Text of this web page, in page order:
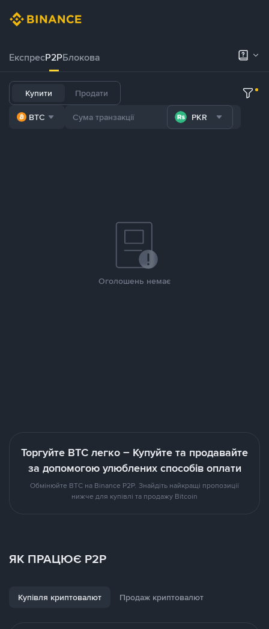
ЕкспресP2PБлокова
Купити Продати
BTC PKR
Оголошень немає
Торгуйте BTC легко – Купуйте та продавайте
за допомогою улюблених способів оплати
Обмінюйте BTC на Binance P2P. Знайдіть найкращі пропозиції
нижче для купівлі та продажу Bitcoin
ЯК ПРАЦЮЄ P2P
Купівля криптовалют Продаж криптовалют